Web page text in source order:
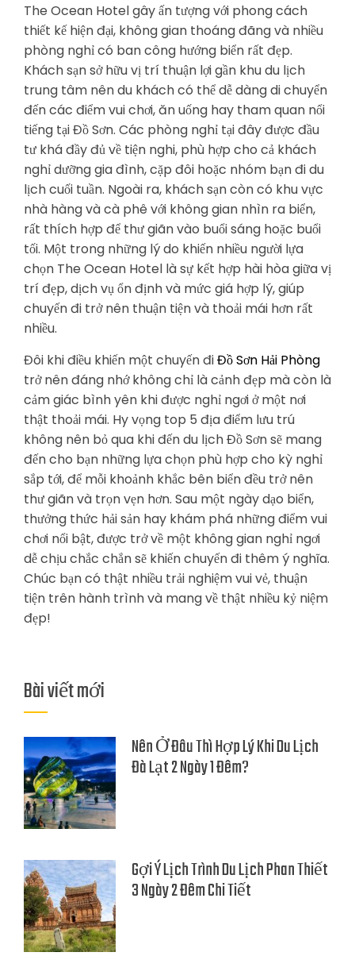
The Ocean Hotel gây ấn tượng với phong cách
thiết kế hiện đại, không gian thoáng đãng và nhiều
phòng nghỉ có ban công hướng biển rất đẹp.
Khách sạn sở hữu vị trí thuận lợi gần khu du lịch
trung tâm nên du khách có thể dễ dàng di chuyển
đến các điểm vui chơi, ăn uống hay tham quan nổi
tiếng tại Đồ Sơn. Các phòng nghỉ tại đây được đầu
tư khá đầy đủ về tiện nghi, phù hợp cho cả khách
nghỉ dưỡng gia đình, cặp đôi hoặc nhóm bạn đi du
lịch cuối tuần. Ngoài ra, khách sạn còn có khu vực
nhà hàng và cà phê với không gian nhìn ra biển,
rất thích hợp để thư giãn vào buổi sáng hoặc buổi
tối. Một trong những lý do khiến nhiều người lựa
chọn The Ocean Hotel là sự kết hợp hài hòa giữa vị
trí đẹp, dịch vụ ổn định và mức giá hợp lý, giúp
chuyến đi trở nên thuận tiện và thoải mái hơn rất
nhiều.
Đôi khi điều khiến một chuyến điĐồ Sơn Hải Phòng
trở nên đáng nhớ không chỉ là cảnh đẹp mà còn là
cảm giác bình yên khi được nghỉ ngơi ở một nơi
thật thoải mái. Hy vọng top 5 địa điểm lưu trú
không nên bỏ qua khi đến du lịch Đồ Sơn sẽ mang
đến cho bạn những lựa chọn phù hợp cho kỳ nghỉ
sắp tới, để mỗi khoảnh khắc bên biển đều trở nên
thư giãn và trọn vẹn hơn. Sau một ngày dạo biển,
thưởng thức hải sản hay khám phá những điểm vui
chơi nổi bật, được trở về một không gian nghỉ ngơi
dễ chịu chắc chắn sẽ khiến chuyến đi thêm ý nghĩa.
Chúc bạn có thật nhiều trải nghiệm vui vẻ, thuận
tiện trên hành trình và mang về thật nhiều kỷ niệm
đẹp!
Bài viết mới
Nên Ở Đâu Thì Hợp Lý Khi Du Lịch
Đà Lạt 2 Ngày 1 Đêm?
Gợi Ý Lịch Trình Du Lịch Phan Thiết
3 Ngày 2 Đêm Chi Tiết